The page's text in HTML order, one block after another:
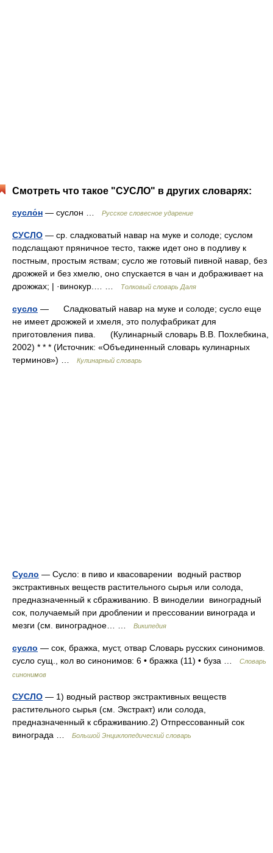
Смотреть что такое "СУСЛО" в других словарях:
сусло́н — суслон … Русское словесное ударение
СУСЛО — ср. сладковатый навар на муке и солоде; суслом
подслащают пряничное тесто, также идет оно в подливу к
постным, простым яствам; сусло же готовый пивной навар, без
дрожжей и без хмелю, оно спускается в чан и дображивает на
дрожжах; | ·винокур.… …
Толковый словарь Даля
сусло — Сладковатый навар на муке и солоде; сусло еще
не имеет дрожжей и хмеля, это полуфабрикат для
приготовления пива. (Кулинарный словарь В.В. Похлебкина,
2002) * * * (Источник: «Объединенный словарь кулинарных
терминов») …
Кулинарный словарь
Сусло — Сусло: в пиво и квасоварении водный раствор
экстрактивных веществ растительного сырья или солода,
предназначенный к сбраживанию. В виноделии виноградный
сок, получаемый при дроблении и прессовании винограда и
мезги (см. виноградное… …
Википедия
сусло — сок, бражка, муст, отвар Словарь русских синонимов.
сусло сущ., кол во синонимов: 6 • бражка (11) • буза …
Словарь
синонимов
СУСЛО — 1) водный раствор экстрактивных веществ
растительного сырья (см. Экстракт) или солода,
предназначенный к сбраживанию.2) Отпрессованный сок
винограда …
Большой Энциклопедический словарь